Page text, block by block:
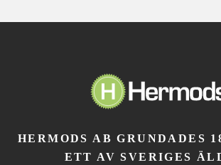
HERMODS AB GRUNDADES
ETT AV SVERIGES